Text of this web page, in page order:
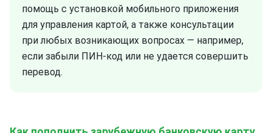
помощь с установкой мобильного приложения
для управления картой, а также консультации
при любых возникающих вопросах — например,
если забыли ПИН-код или не удается совершить
перевод.